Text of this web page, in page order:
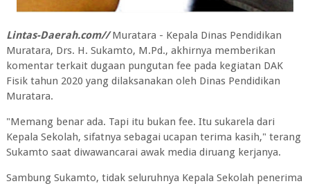
Lintas-Daerah.com//Muratara - Kepala Dinas Pendidikan
Muratara, Drs. H. Sukamto, M.Pd., akhirnya memberikan
komentar terkait dugaan pungutan fee pada kegiatan DAK
Fisik tahun 2020 yang dilaksanakan oleh Dinas Pendidikan
Muratara.
"Memang benar ada. Tapi itu bukan fee. Itu sukarela dari
Kepala Sekolah, sifatnya sebagai ucapan terima kasih," terang
Sukamto saat diwawancarai awak media diruang kerjanya.
Sambung Sukamto, tidak seluruhnya Kepala Sekolah penerima